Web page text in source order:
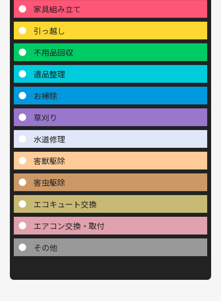
家具組み立て
引っ越し
不用品回収
遺品整理
お掃除
草刈り
水道修理
害獣駆除
害虫駆除
エコキュート交換
エアコン交換・取付
その他